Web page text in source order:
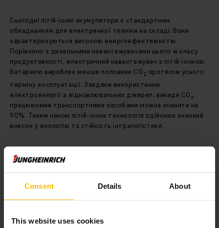
Consent Details About
This website uses cookies
Сьогодні літій-іонні акумулятори є стандартним
обладнанням для електричної техніки на складі. Вони
характеризуються високою енергоефективінстю.
Порівняно з дизельними навантажувачами цього ж класу
продуктивності, електричний навантажувач з літій-іонною
батареєю виробляє менше половини CO2 протягом усього
терміну експлуатації. Завдяки використанню
електроенергії з відновлювальних джерел, викиди CO₂
працюючими транспортними засобами можна знизити на
90%. Таким чином літій-іонна технологія здійснює значний
внесок у екологію та стійкість інтралогістики.
В 2011 році Jungheinrich був першим у світі виробником
промислових навантажувачів що налагодив серійне
виробництво техніки з літій-іонним акумулятором. З того
часу літій-іонна технологія стала найбільш зростаючою
швидкою зарядкою, відсутністю сервісного